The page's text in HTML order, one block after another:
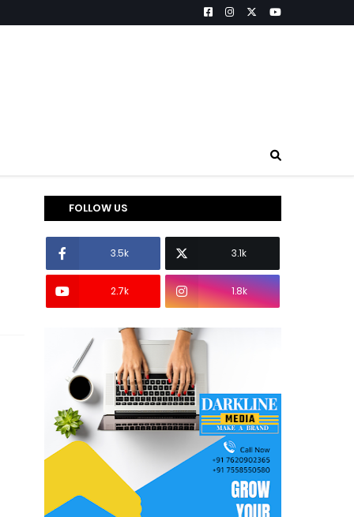
FOLLOW US
3.5k 3.1k
2.7k 1.8k